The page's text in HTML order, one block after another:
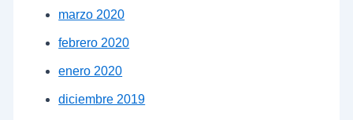
marzo 2020
febrero 2020
enero 2020
diciembre 2019